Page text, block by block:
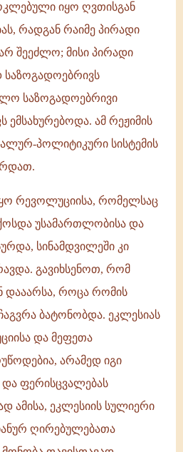
იყო ღვთისგან
რადგან რაიმე პირადი
არ შეეძლო; მისი პირადი
საზოგადოებრივს
საზოგადოებრივი
ემსახურებოდა. ამ რეჟიმის
პოლიტიკური სისტემის
რევოლუციისა, რომელსაც
უსამართლობისა და
სინამდვილეში კი
გავიხსენოთ, რომ
დააარსა, როცა რომის
ბატონობდა. ეკლესიას
და მეფეთა
არამედ იგი
და ფერისცვალებას
ამისა, ეკლესიის სულიერი
ღირებულებათა